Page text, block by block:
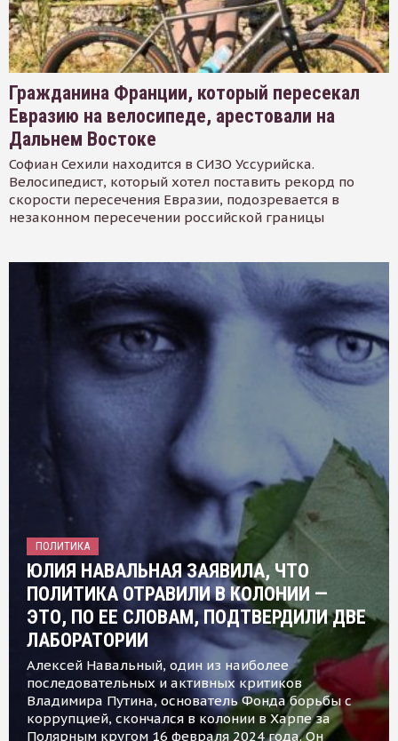
Гражданина Франции, который пересекал
Евразию на велосипеде, арестовали на
Дальнем Востоке
Софиан Сехили находится в СИЗО Уссурийска.
Велосипедист, который хотел поставить рекорд по
скорости пересечения Евразии, подозревается в
незаконном пересечении российской границы
ПОЛИТИКА
ЮЛИЯ НАВАЛЬНАЯ ЗАЯВИЛА, ЧТО
ПОЛИТИКА ОТРАВИЛИ В КОЛОНИИ —
ЭТО, ПО ЕЕ СЛОВАМ, ПОДТВЕРДИЛИ ДВЕ
ЛАБОРАТОРИИ
Алексей Навальный, один из наиболее
последовательных и активных критиков
Владимира Путина, основатель Фонда борьбы с
коррупцией, скончался в колонии в Харпе за
Полярным кругом 16 февраля 2024 года. Он